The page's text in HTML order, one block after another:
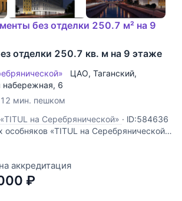
без отделки 250.7 м² на 9
отделки 250.7 кв. м на 9 этаже
ЦАО, Таганский,
набережная, 6
мин. пешком
на Серебрянической» · lD:584636 ​​​​​​​
особняков «TITUL на Серебрянической»
локацию в самом сердце
доступность, всю
инфраструктуру. В проекте
классические,
аккредитация
₽